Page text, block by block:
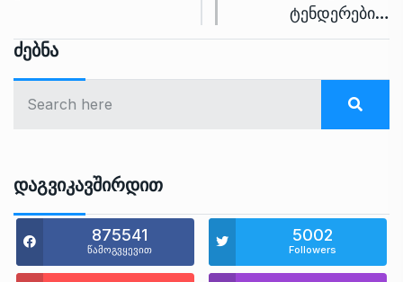
ტენდერები…
Ძებნა
Დაგვიკავშირდით
875541
წამოგვყევით
5002
Followers